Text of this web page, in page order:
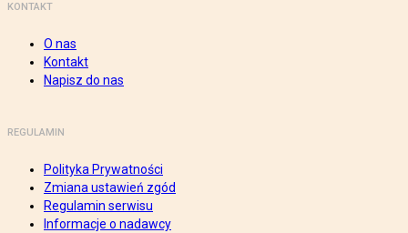
KONTAKT
O nas
Kontakt
Napisz do nas
REGULAMIN
Polityka Prywatności
Zmiana ustawień zgód
Regulamin serwisu
Informacje o nadawcy